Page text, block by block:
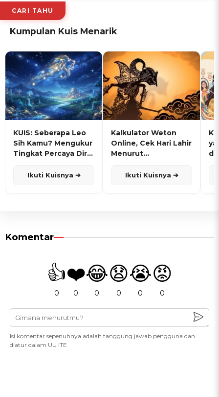
CARI TAHU
Kumpulan Kuis Menarik
KUIS: Seberapa Leo
Sih Kamu? Mengukur
Tingkat Percaya Diri
Ikuti Kuisnya ➔
Kalkulator Weton
Online, Cek Hari Lahir
Menurut
Ikuti Kuisnya ➔
Komentar
👍
0
❤️
0
😂
0
😧
0
😭
0
😡
0
Isi komentar sepenuhnya adalah tanggung jawab pengguna dan
diatur dalam UU ITE